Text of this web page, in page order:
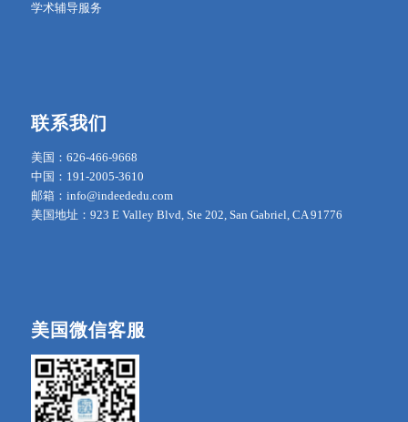
学术辅导服务
联系我们
美国：626-466-9668
中国：191-2005-3610
邮箱：info@indeededu.com
美国地址：923 E Valley Blvd, Ste 202, San Gabriel, CA 91776
美国微信客服